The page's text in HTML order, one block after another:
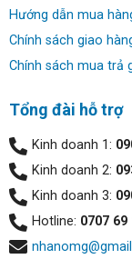
nhiệm và ứng
lên đến 2.8GHz,
việc hàng ngày và
suất làm việc.
Hướng dẫn mua
Chính sách giao
Chính sách mua trả
Tổng đài hỗ trợ
Kinh doanh 1:
Kinh doanh 2:
Kinh doanh 3:
Hotline: 0707 69